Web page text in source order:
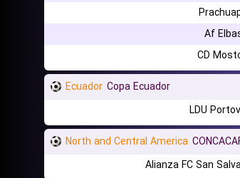
Af
CD
Ecuador Copa Ecuador
LDU
North and Central America
Alianza FC San